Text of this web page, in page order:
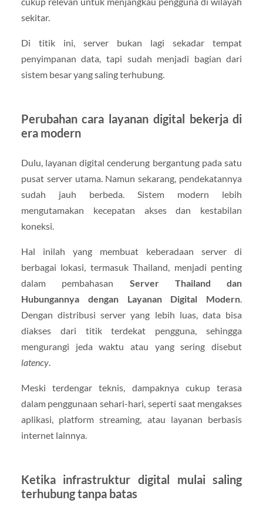
sekitar.
Di titik ini, server bukan lagi sekadar tempat
penyimpanan data, tapi sudah menjadi bagian dari
sistem besar yang saling terhubung.
Perubahan cara layanan digital bekerja di
era modern
Dulu, layanan digital cenderung bergantung pada satu
pusat server utama. Namun sekarang, pendekatannya
sudah jauh berbeda. Sistem modern lebih
mengutamakan kecepatan akses dan kestabilan
koneksi.
Hal inilah yang membuat keberadaan server di
berbagai lokasi, termasuk Thailand, menjadi penting
dalam pembahasan Server Thailand dan
Hubungannya dengan Layanan Digital Modern.
Dengan distribusi server yang lebih luas, data bisa
diakses dari titik terdekat pengguna, sehingga
mengurangi jeda waktu atau yang sering disebut
latency.
Meski terdengar teknis, dampaknya cukup terasa
dalam penggunaan sehari-hari, seperti saat mengakses
aplikasi, platform streaming, atau layanan berbasis
internet lainnya.
Ketika infrastruktur digital mulai saling
terhubung tanpa batas